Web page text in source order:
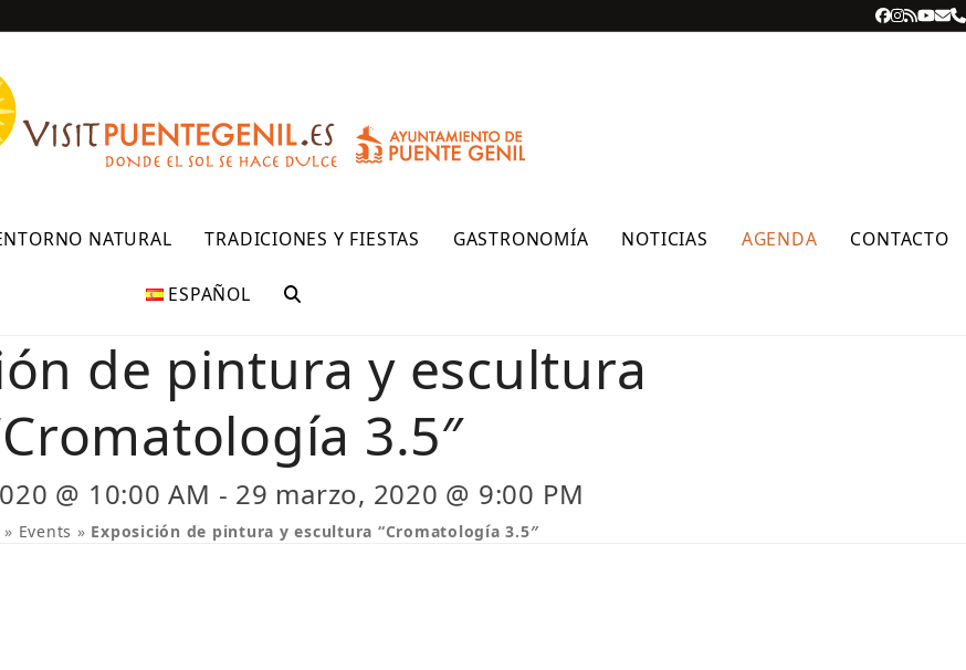
Facebook
RSS
NATURAL TRADICIONES Y FIESTAS GASTRONOMÍA NOTICIAS AGENDA CONTACTO
ESPAÑOL
de pintura y escultura
3.5″
@ 10:00 AM - 29 marzo, 2020 @ 9:00 PM
» Events » Exposición de pintura y escultura “Cromatología 3.5″